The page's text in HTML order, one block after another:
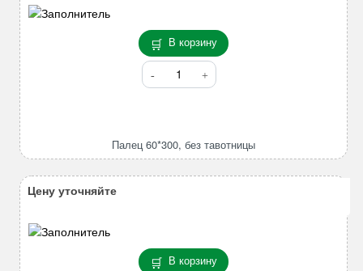
В корзину
Количество
товара
тавотницы
Палец 60*300, без тавотницы
В корзину
Цену уточняйте